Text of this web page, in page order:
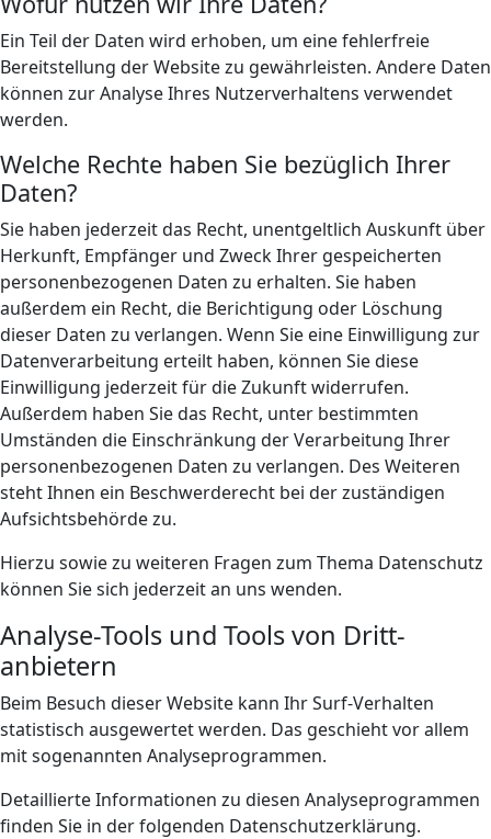
Ein Teil der Daten wird erhoben, um eine fehlerfreie
Bereitstellung der Website zu gewährleisten. Andere Daten
können zur Analyse Ihres Nutzerverhaltens verwendet
werden.
Welche Rechte haben Sie bezüglich Ihrer
Daten?
Sie haben jederzeit das Recht, unentgeltlich Auskunft über
Herkunft, Empfänger und Zweck Ihrer gespeicherten
personenbezogenen Daten zu erhalten. Sie haben
außerdem ein Recht, die Berichtigung oder Löschung
dieser Daten zu verlangen. Wenn Sie eine Einwilligung zur
Datenverarbeitung erteilt haben, können Sie diese
Einwilligung jederzeit für die Zukunft widerrufen.
Außerdem haben Sie das Recht, unter bestimmten
Umständen die Einschränkung der Verarbeitung Ihrer
personenbezogenen Daten zu verlangen. Des Weiteren
steht Ihnen ein Beschwerderecht bei der zuständigen
Aufsichtsbehörde zu.
Hierzu sowie zu weiteren Fragen zum Thema Datenschutz
können Sie sich jederzeit an uns wenden.
Analyse-Tools und Tools von Dritt­
anbietern
Beim Besuch dieser Website kann Ihr Surf-Verhalten
statistisch ausgewertet werden. Das geschieht vor allem
mit sogenannten Analyseprogrammen.
Detaillierte Informationen zu diesen Analyseprogrammen
finden Sie in der folgenden Datenschutzerklärung.